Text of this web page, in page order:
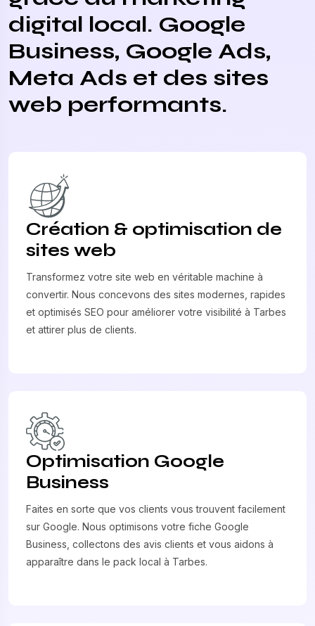
digital local. Google
Business, Google Ads,
Meta Ads et des sites
web performants.
Création & optimisation de
sites web
Transformez votre site web en véritable machine à
convertir. Nous concevons des sites modernes, rapides
et optimisés SEO pour améliorer votre visibilité à Tarbes
et attirer plus de clients.
Optimisation Google
Business
Faites en sorte que vos clients vous trouvent facilement
sur Google. Nous optimisons votre fiche Google
Business, collectons des avis clients et vous aidons à
apparaître dans le pack local à Tarbes.